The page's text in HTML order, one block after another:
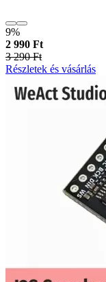
9%
2 990 Ft
3 290 Ft
Részletek és vásárlás